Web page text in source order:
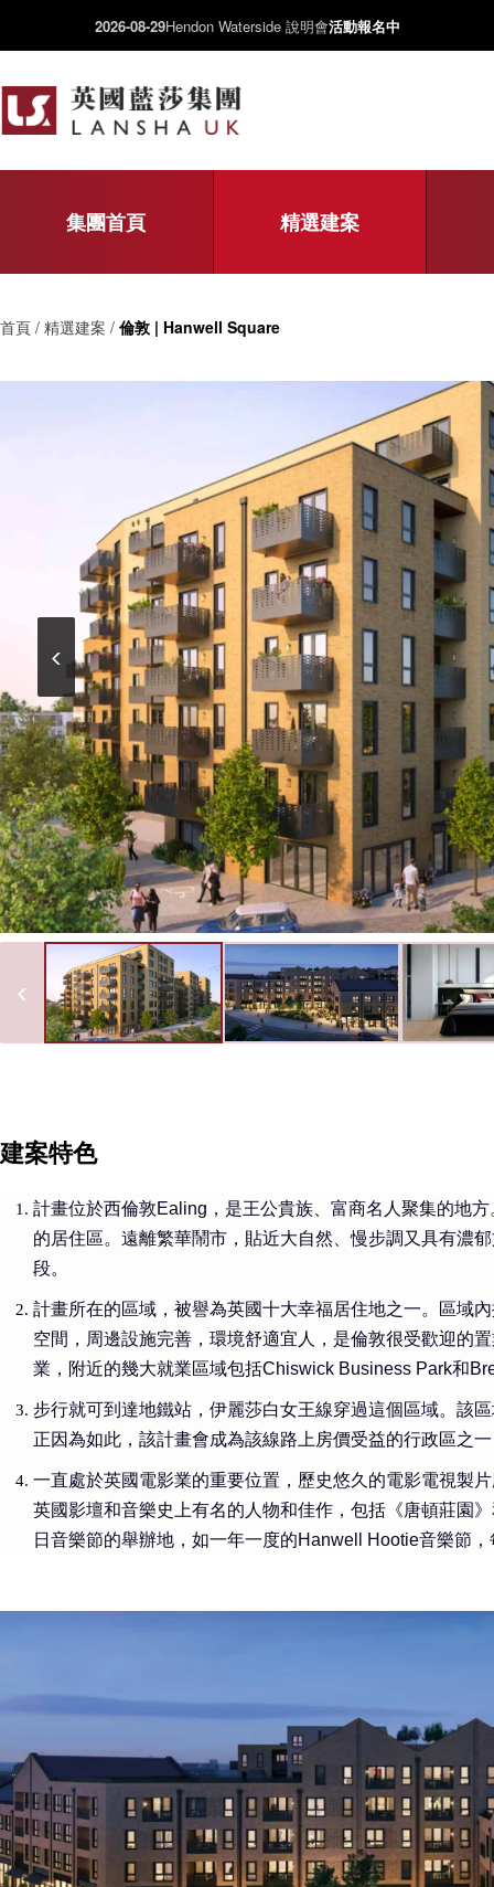
2026-08-29Hendon Waterside 說明會活動報名中
集團首頁 精選建案
首頁 / 精選建案 / 倫敦 | Hanwell Square
建案特色
計畫位於西倫敦Ealing， 是王公貴族、富商名人聚集的地
的居住區。遠離繁華鬧市，貼近大自然、慢步調又具有濃
段。
計畫所在的區域，被譽為英國十大幸福居住地之一。區域
空間，周邊設施完善，環境舒適宜人，是倫敦很受歡迎的
業，附近的幾大就業區域包括Chiswick Business Park和
步行就可到達地鐵站，伊麗莎白女王線穿過這個區域。該
正因為如此，該計畫會成為該線路上房價受益的行政區之
一直處於英國電影業的重要位置，歷史悠久的電影電視製
英國影壇和音樂史上有名的人物和佳作，包括《唐頓莊園
日音樂節的舉辦地，如一年一度的Hanwell Hootie音樂節